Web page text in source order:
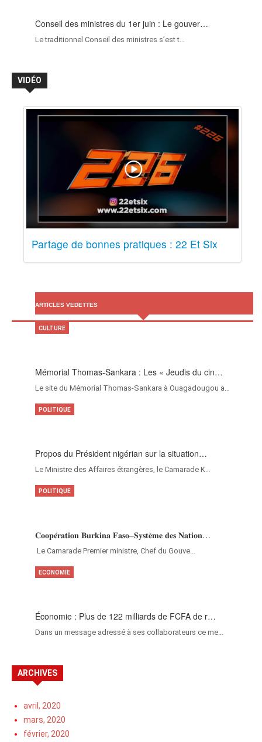
Conseil des ministres du 1er juin : Le gouver…
Le traditionnel Conseil des ministres s’est t…
VIDÉO
Partage de bonnes pratiques : 22 Et Six
ARTICLES VEDETTES
Mémorial Thomas-Sankara : Les « Jeudis du cin…
Le site du Mémorial Thomas-Sankara à Ouagadougou a…
CULTURE
Propos du Président nigérian sur la situation…
Le Ministre des Affaires étrangères, le Camarade K…
POLITIQUE
𝐂𝐨𝐨𝐩𝐞́𝐫𝐚𝐭𝐢𝐨𝐧 𝐁𝐮𝐫𝐤𝐢𝐧𝐚 𝐅𝐚𝐬𝐨–𝐒𝐲𝐬𝐭𝐞̀𝐦𝐞 𝐝𝐞𝐬 𝐍𝐚𝐭𝐢𝐨𝐧…
‎Le Camarade Premier ministre, Chef du Gouve…
POLITIQUE
Économie : Plus de 122 milliards de FCFA de r…
Dans un message adressé à ses collaborateurs ce me…
ECONOMIE
ARCHIVES
avril, 2020
mars, 2020
février, 2020